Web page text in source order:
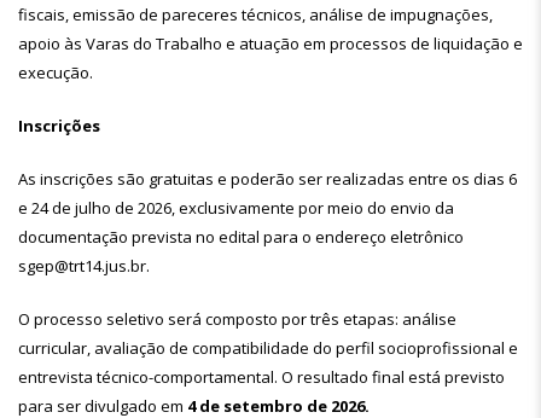
fiscais, emissão de pareceres técnicos, análise de impugnações,
apoio às Varas do Trabalho e atuação em processos de liquidação e
execução.
Inscrições
As inscrições são gratuitas e poderão ser realizadas entre os dias 6
e 24 de julho de 2026, exclusivamente por meio do envio da
documentação prevista no edital para o endereço eletrônico
sgep@trt14.jus.br.
O processo seletivo será composto por três etapas: análise
curricular, avaliação de compatibilidade do perfil socioprofissional e
entrevista técnico-comportamental. O resultado final está previsto
para ser divulgado em 4 de setembro de 2026.